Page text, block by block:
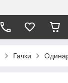
Гачки